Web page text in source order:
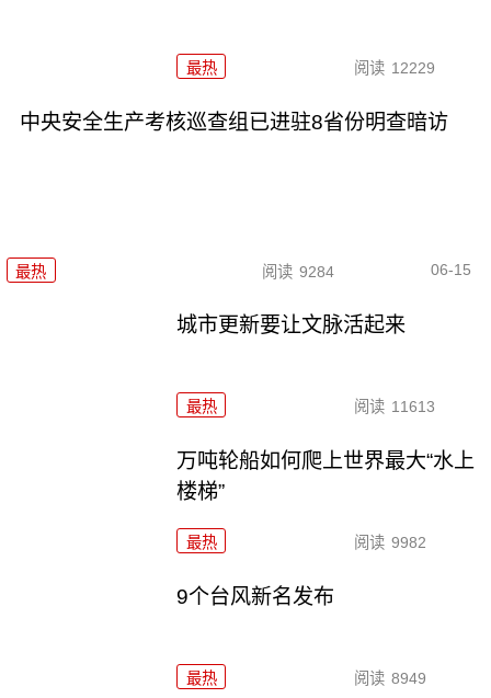
最热 阅读 12229
中央安全生产考核巡查组已进驻8省份明查暗访
最热 阅读 9284 06-15
城市更新要让文脉活起来
最热 阅读 11613
万吨轮船如何爬上世界最大“水上
楼梯”
最热 阅读 9982
9个台风新名发布
最热 阅读 8949